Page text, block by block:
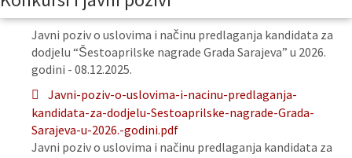
Javni poziv o uslovima i načinu predlaganja kandidata za
dodjelu “Šestoaprilske nagrade Grada Sarajeva” u 2026.
godini - 08.12.2025.
Javni-poziv-o-uslovima-i-nacinu-predlaganja-
kandidata-za-dodjelu-Sestoaprilske-nagrade-Grada-
Sarajeva-u-2026.-godini.pdf
Javni poziv o uslovima i načinu predlaganja kandidata za